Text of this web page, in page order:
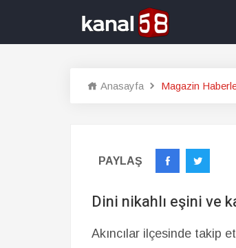
Anasayfa Magazin
PAYLAŞ
Dini nikahlı eşini ve
Akıncılar ilçesinde takip